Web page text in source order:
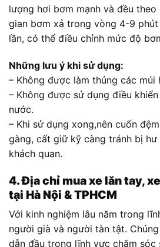
lượng hơi bơm mạnh và đều
gian bơm xả trong vòng 4-9 phút
lần, có thể điều chỉnh mức độ
Những lưu ý khi sử dụng:
– Không được làm thủng các múi
– Không được sử dụng điều
nước.
– Khi sử dụng xong,nên cuốn
gàng, cất giữ kỹ càng tránh bị
khách quan.
4. Địa chỉ mua xe lăn tay,
tại Hà Nội & TPHCM
Với kinh nghiệm lâu năm trong
người già và người tàn tật.
dẫn đầu trong lĩnh vực chăm sóc